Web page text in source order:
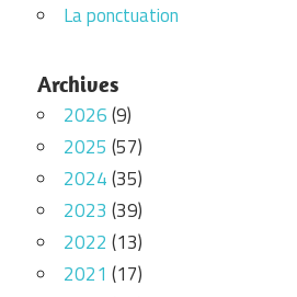
La ponctuation
Archives
2026(9)
2025 (57)
2024(35)
2023 (39)
2022 (13)
2021 (17)